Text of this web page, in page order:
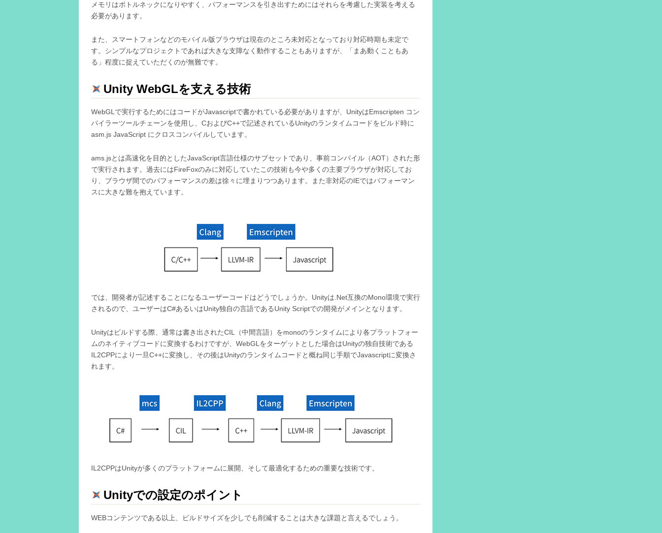
メモリはボトルネックになりやすく、パフォーマンスを引き出すためにはそれらを考慮した実装を考える
必要があります。
また、スマートフォンなどのモバイル版ブラウザは現在のところ未対応となっており対応時期も未定で
す。シンプルなプロジェクトであれば大きな支障なく動作することもありますが、「まあ動くこともあ
る」程度に捉えていただくのが無難です。
Unity WebGLを支える技術
WebGLで実行するためにはコードがJavascriptで書かれている必要がありますが、UnityはEmscripten コン
パイラーツールチェーンを使用し、CおよびC++で記述されているUnityのランタイムコードをビルド時に
asm.js JavaScript にクロスコンパイルしています。
ams.jsとは高速化を目的としたJavaScript言語仕様のサブセットであり、事前コンパイル（AOT）された形
で実行されます。過去にはFireFoxのみに対応していたこの技術も今や多くの主要ブラウザが対応してお
り、ブラウザ間でのパフォーマンスの差は徐々に埋まりつつあります。また非対応のIEではパフォーマン
スに大きな難を抱えています。
では、開発者が記述することになるユーザーコードはどうでしょうか。Unityは.Net互換のMono環境で実行
されるので、ユーザーはC#あるいはUnity独自の言語であるUnity Scriptでの開発がメインとなります。
Unityはビルドする際、通常は書き出されたCIL（中間言語）をmonoのランタイムにより各プラットフォー
ムのネイティブコードに変換するわけですが、WebGLをターゲットとした場合はUnityの独自技術である
IL2CPPにより一旦C++に変換し、その後はUnityのランタイムコードと概ね同じ手順でJavascriptに変換さ
れます。
IL2CPPはUnityが多くのプラットフォームに展開、そして最適化するための重要な技術です。
Unityでの設定のポイント
WEBコンテンツである以上、ビルドサイズを少しでも削減することは大きな課題と言えるでしょう。